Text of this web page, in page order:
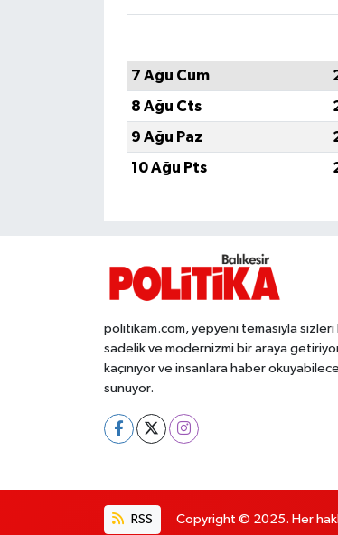
7 Ağu Cum
8 Ağu Cts
9 Ağu Paz
10 Ağu Pts
politikam.com, yepyeni temasıyla
sadelik ve modernizmi bir araya
kaçınıyor ve insanlara haber
sunuyor.
RSS Copyright © 2025. Her
MAGAZİN
OLAY